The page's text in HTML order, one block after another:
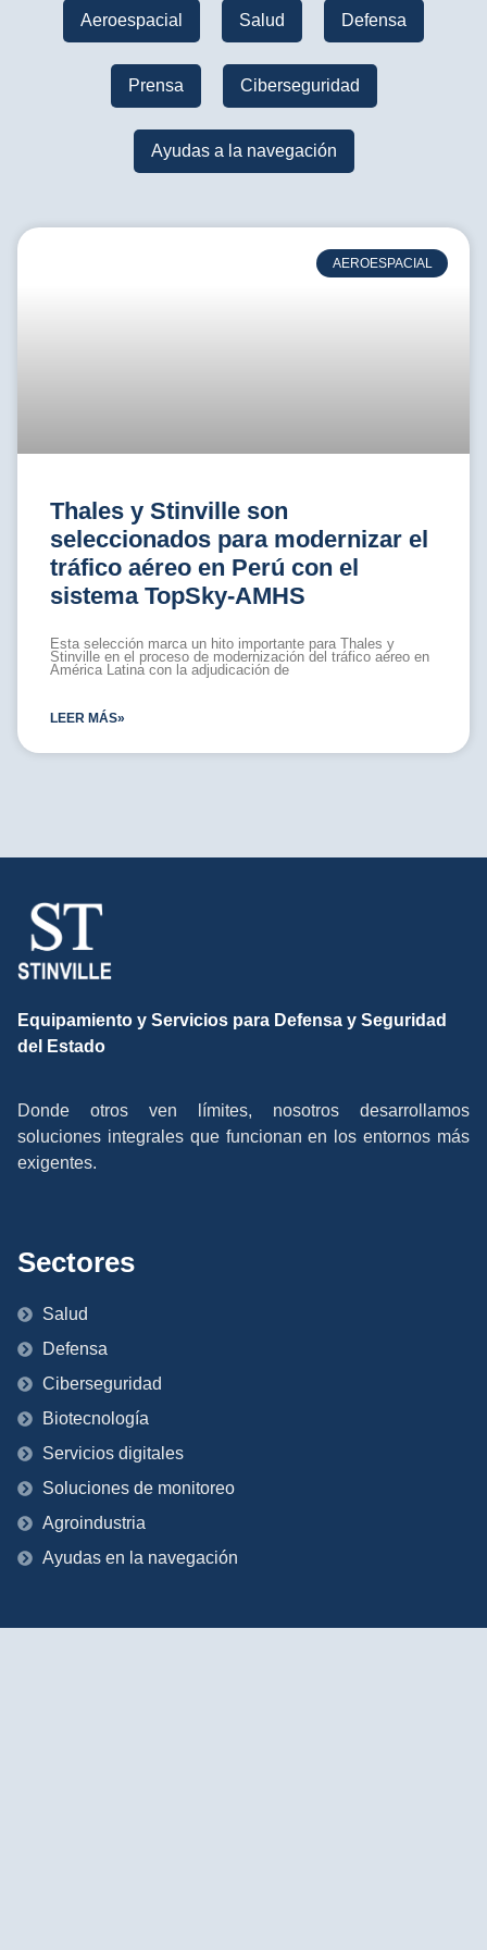
Aeroespacial Salud Defensa
Prensa Ciberseguridad
Ayudas a la navegación
AEROESPACIAL
Thales y Stinville son
seleccionados para modernizar el
tráfico aéreo en Perú con el
sistema TopSky-AMHS
Esta selección marca un hito importante para Thales y
Stinville en el proceso de modernización del tráfico aéreo en
América Latina con la adjudicación de
LEER MÁS»
Equipamiento y Servicios para Defensa y Seguridad
del Estado
Donde otros ven límites, nosotros desarrollamos
soluciones integrales que funcionan en los entornos más
exigentes.
Sectores
Salud
Defensa
Ciberseguridad
Biotecnología
Servicios digitales
Soluciones de monitoreo
Agroindustria
Ayudas en la navegación